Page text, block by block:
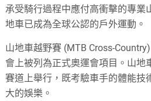
承受騎行過程中應付高衝擊的專業
地車已成為全球公認的戶外運動。
山地車越野賽 (MTB Cross-
會上被列為正式奧運會項目。山地
賽道上舉行，既考驗車手的體能技
大的娛樂。